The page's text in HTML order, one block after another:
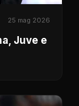
25 mag 2026
Juve e